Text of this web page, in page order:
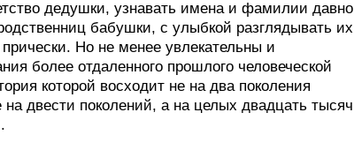
дедушки, узнавать имена и фамилии давно
бабушки, с улыбкой разглядывать их
Но не менее увлекательны и
более отдаленного прошлого человеческой
которой восходит не на два поколения
на двести поколений, а на целых двадцать тысяч